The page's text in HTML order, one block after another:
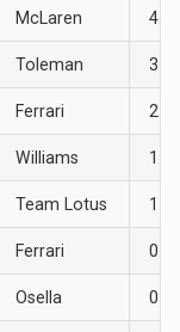
McLaren 4.5
Toleman 3
Ferrari 2
Williams 1.5
Team Lotus 1
Ferrari 0.5
Osella 0